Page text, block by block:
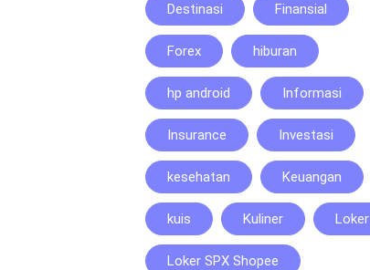
Destinasi Finansial
Forex hiburan
hp android Informasi
Insurance Investasi
kesehatan Keuangan
kuis Kuliner Loker
Loker SPX Shopee